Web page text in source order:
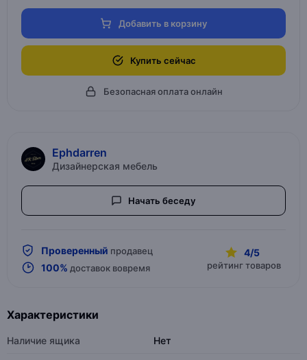
Добавить в корзину
Купить сейчас
Безопасная оплата онлайн
Ephdarren
Дизайнерская мебель
Начать беседу
Проверенный продавец
100% доставок вовремя
4/5
рейтинг товаров
Характеристики
Наличие ящика Нет